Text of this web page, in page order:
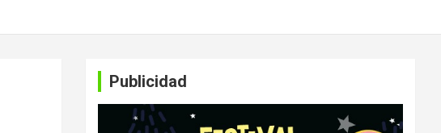
Publicidad